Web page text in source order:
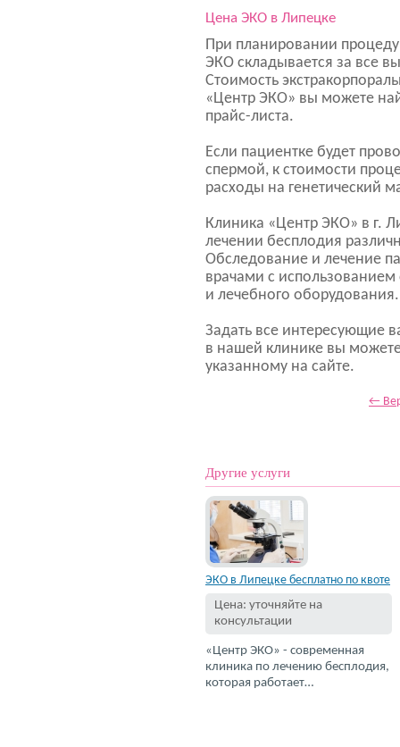
Цена ЭКО в Липецке
При планировании
ЭКО складывается за все
Стоимость
«Центр ЭКО» вы можете
прайс-листа.
Если пациентке будет
спермой, к стоимости
расходы на генетический
Клиника «Центр ЭКО» в г.
лечении бесплодия
Обследование и лечение
врачами с использованием
и лечебного оборудования.
Задать все интересующие
в нашей клинике вы
указанному на сайте.
←
Другие услуги
ЭКО в Липецке бесплатно по квоте
Цена: уточняйте на
консультации
«Центр ЭКО» - современная
клиника по лечению бесплодия,
которая работает…